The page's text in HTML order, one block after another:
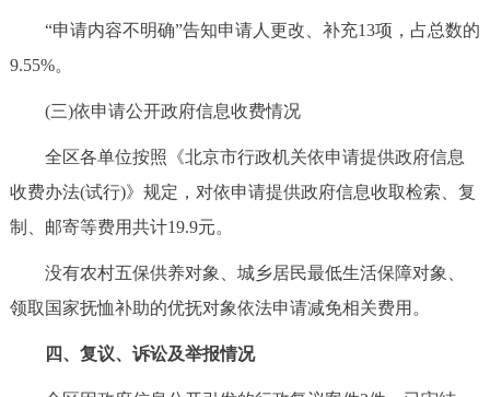
“申请内容不明确”告知申请人更改、补充13项，占总数的
9.55%。
(三)依申请公开政府信息收费情况
全区各单位按照《北京市行政机关依申请提供政府信息
收费办法(试行)》规定，对依申请提供政府信息收取检索、复
制、邮寄等费用共计19.9元。
没有农村五保供养对象、城乡居民最低生活保障对象、
领取国家抚恤补助的优抚对象依法申请减免相关费用。
四、复议、诉讼及举报情况